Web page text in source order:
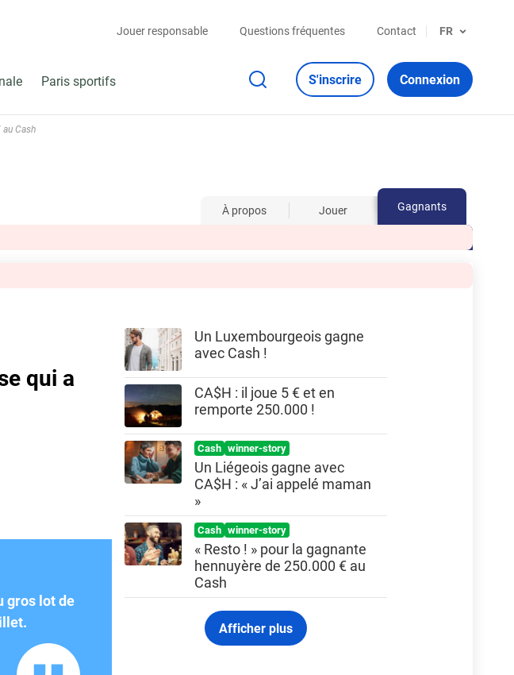
Jouer responsable Questions fréquentes Contact FR
Paris sportifs S'inscrire Connexion
Cash
À propos Jouer Gagnants
qui a
gros lot de
Un Luxembourgeois gagne
avec Cash !
CA$H : il joue 5 € et en
remporte 250.000 !
Cash winner-story
Un Liégeois gagne avec
CA$H : « J’ai appelé maman
»
Cash winner-story
« Resto ! » pour la gagnante
hennuyère de 250.000 € au
Cash
Afficher plus